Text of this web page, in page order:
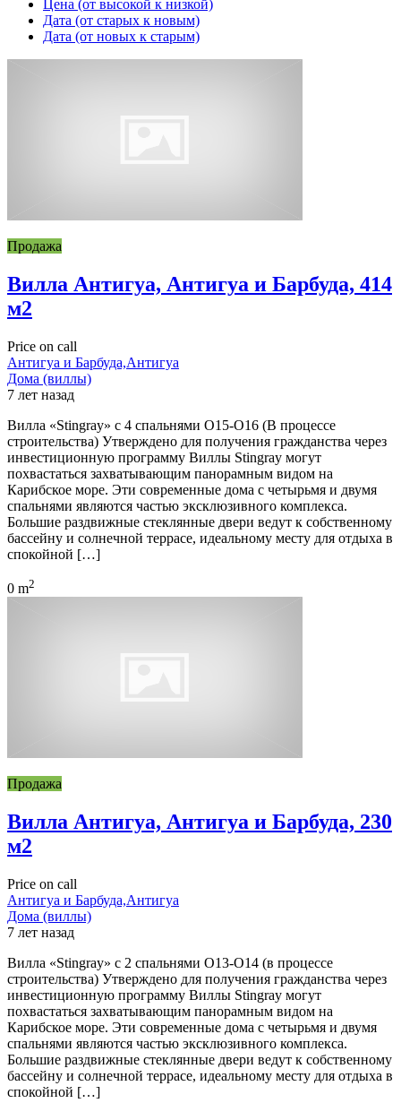
Цена (от высокой к низкой)
Дата (от старых к новым)
Дата (от новых к старым)
Продажа
Вилла Антигуа, Антигуа и Барбуда, 414
м2
Price on call
Антигуа и Барбуда,Антигуа
Дома (виллы)
7 лет назад
Вилла «Stingray» с 4 спальнями O15-O16 (В процессе
строительства) Утверждено для получения гражданства через
инвестиционную программу Виллы Stingray могут
похвастаться захватывающим панорамным видом на
Карибское море. Эти современные дома с четырьмя и двумя
спальнями являются частью эксклюзивного комплекса.
Большие раздвижные стеклянные двери ведут к собственному
бассейну и солнечной террасе, идеальному месту для отдыха в
спокойной […]
0 m2
Продажа
Вилла Антигуа, Антигуа и Барбуда, 230
м2
Price on call
Антигуа и Барбуда,Антигуа
Дома (виллы)
7 лет назад
Вилла «Stingray» с 2 спальнями O13-O14 (в процессе
строительства) Утверждено для получения гражданства через
инвестиционную программу Виллы Stingray могут
похвастаться захватывающим панорамным видом на
Карибское море. Эти современные дома с четырьмя и двумя
спальнями являются частью эксклюзивного комплекса.
Большие раздвижные стеклянные двери ведут к собственному
бассейну и солнечной террасе, идеальному месту для отдыха в
спокойной […]